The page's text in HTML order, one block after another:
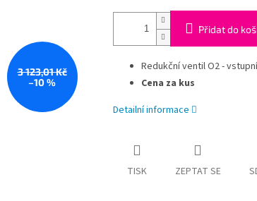
3 123,01 Kč
–10 %
Přidat do
Redukční ventil O2 -
Cena za kus
Detailní informace
TISK ZEPTAT SE